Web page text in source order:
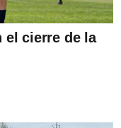
el cierre de la